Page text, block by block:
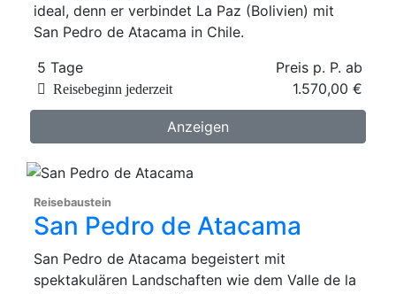
ideal, denn er verbindet La Paz (Bolivien) mit
San Pedro de Atacama in Chile.
5 Tage
Preis p. P. ab
1.570,00 €
Reisebeginn jederzeit
Anzeigen
Reisebaustein
San Pedro de Atacama
San Pedro de Atacama begeistert mit
spektakulären Landschaften wie dem Valle de la